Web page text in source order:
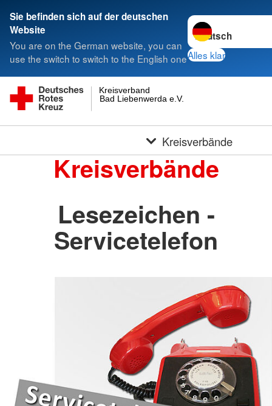
Sie befinden sich auf der deutschen
Website
You are on the German website, you can
use the switch to switch to the English one
Sprache wechseln
Alles klar
Bad Liebenwerda e.V.
Kreisverband
Kreisverbände
Kreisverbände
Lesezeichen -
Servicetelefon